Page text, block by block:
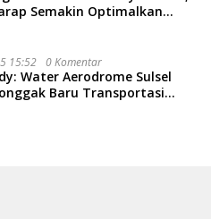
Semakin Optimalkan
15:52 0 Komentar
Water Aerodrome Sulsel
Baru Transportasi